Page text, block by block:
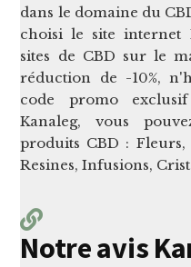
dans le domaine du
choisi le site internet
sites de CBD sur le
réduction de -10%,
code promo
Kanaleg, vous
produits CBD : Fleurs,
Resines, Infusions,
Notre avis